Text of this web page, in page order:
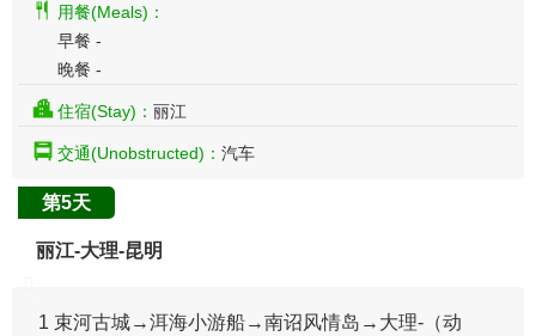
用餐(Meals)：
早餐 -
晚餐 -
住宿(Stay)： 丽江
交通(Unobstructed)： 汽车
第5天
丽江-大理-昆明
1 束河古城→洱海小游船→南诏风情岛→大理-（动